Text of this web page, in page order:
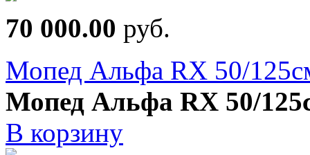
70 000.00 руб.
Мопед Альфа RX 50/
Мопед Альфа RX 50/
В корзину